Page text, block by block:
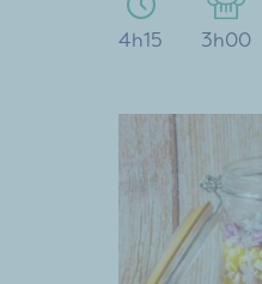
4h15 3h00